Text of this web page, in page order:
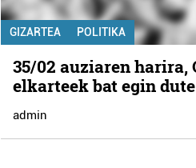
GIZARTEA POLITIKA
35/02 auziaren harira,
elkarteek bat egin
admin